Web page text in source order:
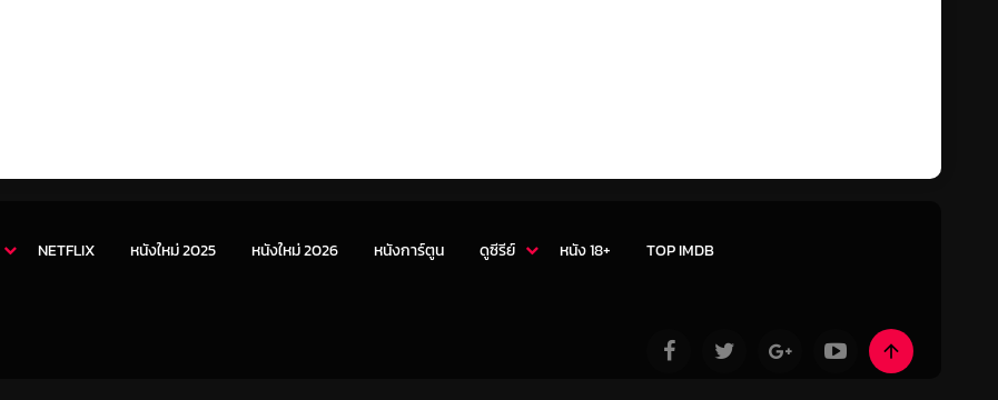
NETFLIX หนังใหม่ 2025 หนังใหม่ 2026 หนังการ์ตูน ดูซีรีย์ หนัง 18+ TOP IMDB